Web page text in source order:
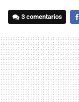
3 comentarios